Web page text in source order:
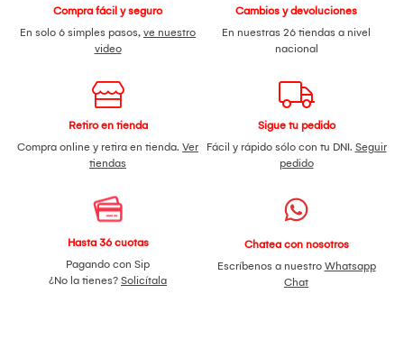
Compra fácil y seguro
En solo 6 simples pasos, ve nuestro
video
Cambios y devoluciones
En nuestras 26 tiendas a nivel
nacional
Retiro en tienda
Compra online y retira en tienda. Ver
tiendas
Sigue tu pedido
Fácil y rápido sólo con tu DNI. Seguir
pedido
Hasta 36 cuotas
Pagando con Sip
¿No la tienes? Solicítala
Chatea con nosotros
Escríbenos a nuestro Whatsapp
Chat